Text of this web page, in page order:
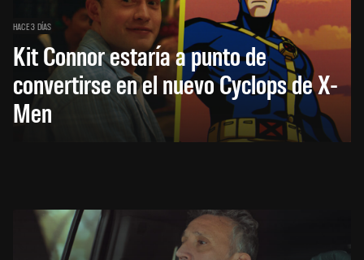
HACE 3 DÍAS
Kit Connor estaría a punto de
convertirse en el nuevo Cyclops de X-
Men